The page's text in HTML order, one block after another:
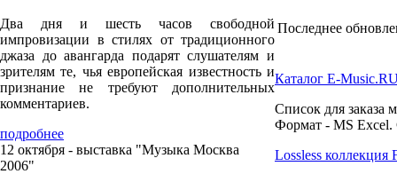
Два дня и шесть часов свободной
импровизации в стилях от традиционного
джаза до авангарда подарят слушателям и
зрителям те, чья европейская известность и
признание не требуют дополнительных
комментариев.
подробнее
12 октября - выставка "Музыка Москва
2006"
Последнее
Каталог E-
Список для заказа
Формат - MS Excel.
Lossless